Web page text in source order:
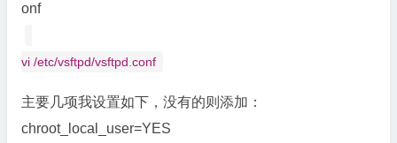
onf
vi /etc/vsftpd/vsftpd.conf
主要几项我设置如下，没有的则添加：
chroot_local_user=YES